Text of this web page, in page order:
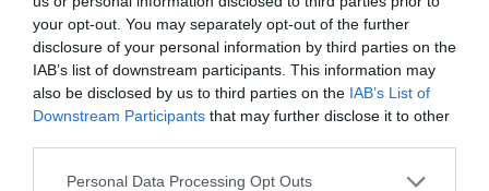
your opt-out. You may separately opt-out of the further
disclosure of your personal information by third parties on the
IAB’s list of downstream participants. This information may
also be disclosed by us to third parties on the IAB’s List of
Downstream Participants that may further disclose it to other
Personal Data Processing Opt Outs